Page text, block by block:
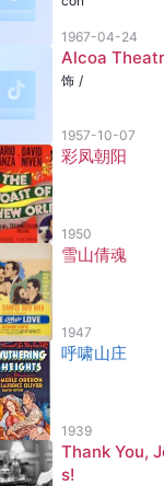
1967-04-24
Alcoa
饰 /
1957-10-07
彩凤朝阳
1950
雪山倩魂
1947
呼啸山庄
1939
Thank You,
s!